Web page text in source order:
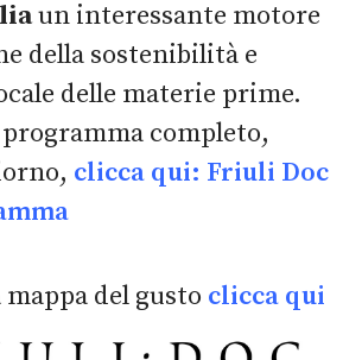
un interessante motore
della sostenibilità e
delle materie prime.
completo,
clicca qui: Friuli Doc
mappa del gusto clicca qui